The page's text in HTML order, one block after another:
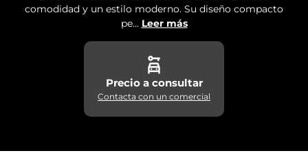
comodidad y un estilo moderno. Su diseño compacto
pe... Leer más
Precio a consultar
Contacta con un comercial